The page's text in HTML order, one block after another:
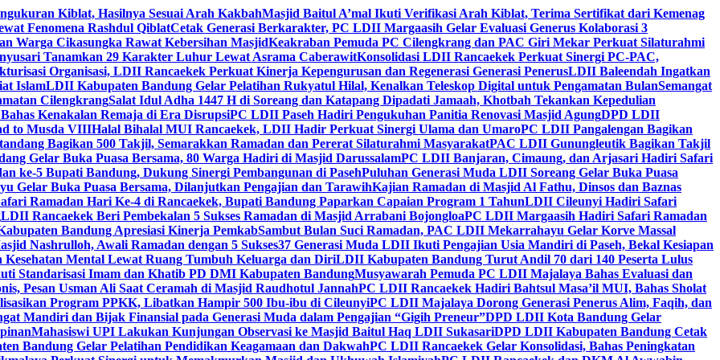
Kiblat, Hasilnya Sesuai Arah KakbahMasjid Baitul A’mal Ikuti Verifikasi Arah Kiblat, Terima Sertifikat dari Kemenag
Fenomena Rashdul QiblatCetak Generasi Berkarakter, PC LDII Margaasih Gelar Evaluasi Generus Kolaborasi 3
Warga Cikasungka Rawat Kebersihan MasjidKeakraban Pemuda PC Cilengkrang dan PAC Giri Mekar Perkuat Silaturahmi
Tanamkan 29 Karakter Luhur Lewat Asrama CaberawitKonsolidasi LDII Rancaekek Perkuat Sinergi PC-PAC,
Organisasi, LDII Rancaekek Perkuat Kinerja Kepengurusan dan Regenerasi Generasi PenerusLDII Baleendah Ingatkan
IslamLDII Kabupaten Bandung Gelar Pelatihan Rukyatul Hilal, Kenalkan Teleskop Digital untuk Pengamatan BulanSemangat
CilengkrangSalat Idul Adha 1447 H di Soreang dan Katapang Dipadati Jamaah, Khotbah Tekankan Kepedulian
Kenakalan Remaja di Era DisrupsiPC LDII Paseh Hadiri Pengukuhan Panitia Renovasi Masjid AgungDPD LDII
to Musda VIIIHalal Bihalal MUI Rancaekek, LDII Hadir Perkuat Sinergi Ulama dan UmaroPC LDII Pangalengan Bagikan
Bagikan 500 Takjil, Semarakkan Ramadan dan Pererat Silaturahmi MasyarakatPAC LDII Gunungleutik Bagikan Takjil
Gelar Buka Puasa Bersama, 80 Warga Hadiri di Masjid DarussalamPC LDII Banjaran, Cimaung, dan Arjasari Hadiri Safari
ke-5 Bupati Bandung, Dukung Sinergi Pembangunan di PasehPuluhan Generasi Muda LDII Soreang Gelar Buka Puasa
Gelar Buka Puasa Bersama, Dilanjutkan Pengajian dan TarawihKajian Ramadan di Masjid Al Fathu, Dinsos dan Baznas
Ramadan Hari Ke-4 di Rancaekek, Bupati Bandung Paparkan Capaian Program 1 TahunLDII Cileunyi Hadiri Safari
LDII Rancaekek Beri Pembekalan 5 Sukses Ramadan di Masjid Arrabani BojongloaPC LDII Margaasih Hadiri Safari Ramadan
Bandung Apresiasi Kinerja PemkabSambut Bulan Suci Ramadan, PAC LDII Mekarrahayu Gelar Korve Massal
Nashrulloh, Awali Ramadan dengan 5 Sukses37 Generasi Muda LDII Ikuti Pengajian Usia Mandiri di Paseh, Bekal Kesiapan
Mental Lewat Ruang Tumbuh Keluarga dan DiriLDII Kabupaten Bandung Turut Andil 70 dari 140 Peserta Lulus
Standarisasi Imam dan Khatib PD DMI Kabupaten BandungMusyawarah Pemuda PC LDII Majalaya Bahas Evaluasi dan
Pesan Usman Ali Saat Ceramah di Masjid Raudhotul JannahPC LDII Rancaekek Hadiri Bahtsul Masa’il MUI, Bahas Sholat
Program PPKK, Libatkan Hampir 500 Ibu-ibu di CileunyiPC LDII Majalaya Dorong Generasi Penerus Alim, Faqih, dan
Mandiri dan Bijak Finansial pada Generasi Muda dalam Pengajian “Gigih Preneur”DPD LDII Kota Bandung Gelar
Mahasiswi UPI Lakukan Kunjungan Observasi ke Masjid Baitul Haq LDII SukasariDPD LDII Kabupaten Bandung Cetak
Bandung Gelar Pelatihan Pendidikan Keagamaan dan DakwahPC LDII Rancaekek Gelar Konsolidasi, Bahas Peningkatan